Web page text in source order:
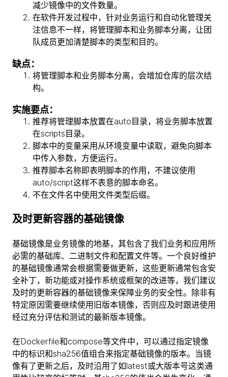
减少镜像中的文件数量。
在软件开发过程中，针对业务运行和自动化管理关
注信息不一样，将管理脚本和业务脚本分离，让团
队成员更加清楚脚本的类型和目的。
缺点：
将管理脚本和业务脚本分离，会增加仓库的层次结
构。
实施要点：
推荐将管理脚本放置在auto目录，将业务脚本放置
在scripts目录。
脚本中的变量采用从环境变量中读取，避免向脚本
中传入参数，方便运行。
推荐脚本名称即表明脚本的作用，不建议使用
auto/script这样不表意的脚本命名。
不在文件名中使用文件类型后缀。
及时更新容器的基础镜像
基础镜像是业务镜像的地基，其包含了我们业务和应用所
必需的基础库、二进制文件和配置文件等。一个良好维护
的基础镜像通常会根据需要做更新，这些更新通常包含安
全补丁，新功能或对操作系统或框架的改进等，我们建议
及时的更新容器的基础镜像来保障业务的安全性。除非有
特定原因需要继续使用旧版本镜像，否则应及时跟进使用
经过充分评估和测试的最新版本镜像。
在Dockerfile和compose等文件中，可以通过指定镜像
中的标识和sha256值组合来指定基础镜像的版本。当镜
像有了更新之后，及时沿用了如latest或大版本号这类通